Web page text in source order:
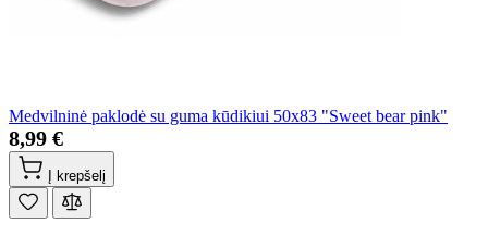
Medvilninė paklodė su guma kūdikiui 50x83 "Sweet bear pink"
8,99 €
Į krepšelį